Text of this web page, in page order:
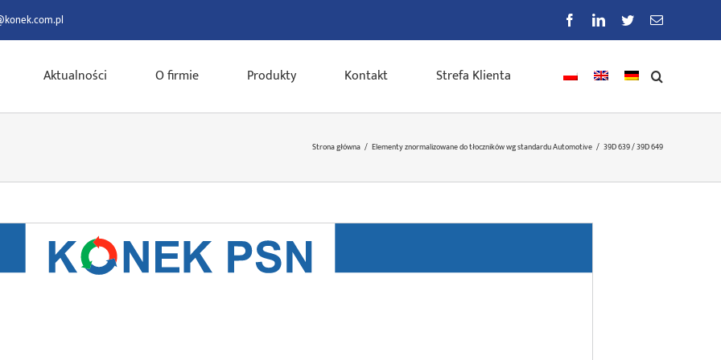
FacebookLinkedIn
TwitterE-
Aktualności O firmie Produkty Kontakt Strefa Klienta
Strona główna / Elementy znormalizowane do tłoczników wg standardu Automotive / 39D 639 / 39D 649